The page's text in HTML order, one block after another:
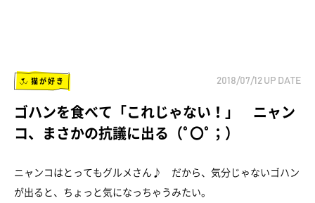
猫が好き 2018/07/12 UP DATE
ゴハンを食べて「これじゃない！」 ニャン
コ、まさかの抗議に出る（ﾟ〇ﾟ；）
ニャンコはとってもグルメさん♪ だから、気分じゃないゴハン
が出ると、ちょっと気になっちゃうみたい。